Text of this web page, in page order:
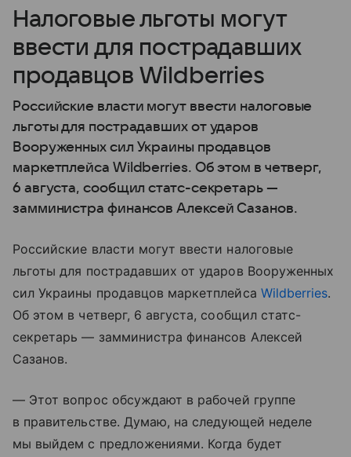
Налоговые льготы могут
ввести для пострадавших
продавцов Wildberries
Российские власти могут ввести налоговые
льготы для пострадавших от ударов
Вооруженных сил Украины продавцов
маркетплейса Wildberries. Об этом в четверг,
6 августа, сообщил статс-секретарь —
замминистра финансов Алексей Сазанов.
Российские власти могут ввести налоговые
льготы для пострадавших от ударов Вооруженных
сил Украины продавцов маркетплейса Wildberries.
Об этом в четверг, 6 августа, сообщил статс-
секретарь — замминистра финансов Алексей
Сазанов.
— Этот вопрос обсуждают в рабочей группе
в правительстве. Думаю, на следующей неделе
мы выйдем с предложениями. Когда будет